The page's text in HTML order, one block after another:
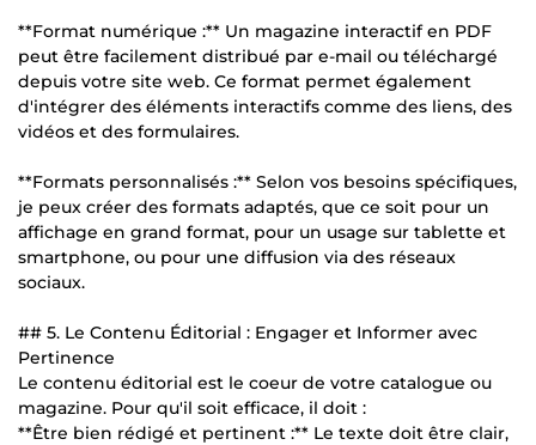
**Format numérique :** Un magazine interactif en PDF
peut être facilement distribué par e-mail ou téléchargé
depuis votre site web. Ce format permet également
d'intégrer des éléments interactifs comme des liens, des
vidéos et des formulaires.
**Formats personnalisés :** Selon vos besoins spécifiques,
je peux créer des formats adaptés, que ce soit pour un
affichage en grand format, pour un usage sur tablette et
smartphone, ou pour une diffusion via des réseaux
sociaux.
## 5. Le Contenu Éditorial : Engager et Informer avec
Pertinence
Le contenu éditorial est le coeur de votre catalogue ou
magazine. Pour qu'il soit efficace, il doit :
**Être bien rédigé et pertinent :** Le texte doit être clair,